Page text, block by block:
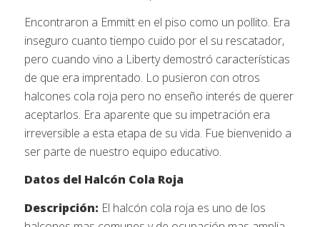
Encontraron a Emmitt en el piso como un pollito. Era
inseguro cuanto tiempo cuido por el su rescatador,
pero cuando vino a Liberty demostró características
de que era imprentado. Lo pusieron con otros
halcones cola roja pero no enseño interés de querer
aceptarlos. Era aparente que su impetración era
irreversible a esta etapa de su vida. Fue bienvenido a
ser parte de nuestro equipo educativo.
Datos del Halcón Cola Roja
Descripción: El halcón cola roja es uno de los